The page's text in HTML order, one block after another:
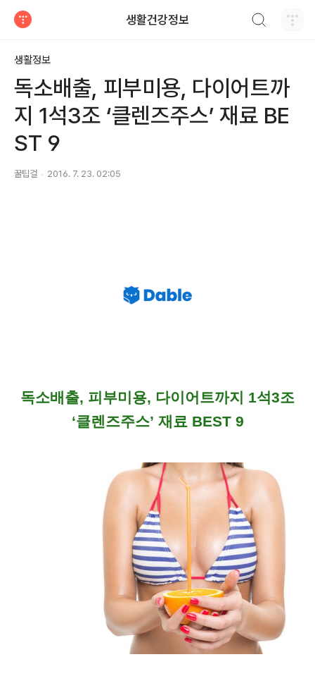
생활건강정보
생활정보
독소배출, 피부미용, 다이어트까
지 1석3조 ‘클렌즈주스’ 재료 BE
ST 9
꿀팁걸 2016. 7. 23. 02:05
독소배출, 피부미용, 다이어트까지 1석3조
‘클렌즈주스’ 재료 BEST 9